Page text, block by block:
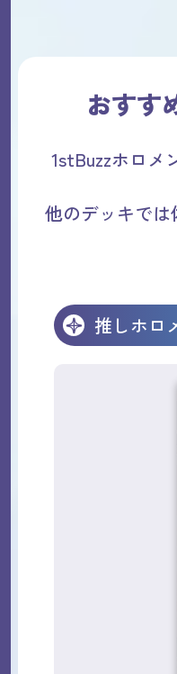
おすす
1stBuzzホロメ
他のデッキで
推しホロ